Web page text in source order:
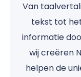
Van
tekst tot
informatie
wij creëren
helpen de